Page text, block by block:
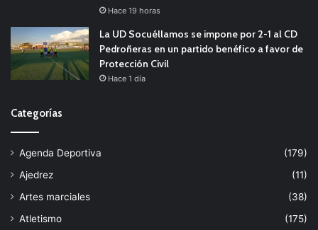
Hace 19 horas
La UD Socuéllamos se impone por 2-1 al CD
Pedroñeras en un partido benéfico a favor de
Protección Civil
Hace 1 día
Categorías
Agenda Deportiva
(179)
Ajedrez
(11)
Artes marciales
(38)
Atletismo
(175)